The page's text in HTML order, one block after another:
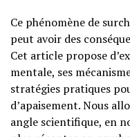
Ce phénomène de
peut avoir des
Cet article propose
mentale, ses
stratégies pratiques
d’apaisement. Nous
angle scientifique, en